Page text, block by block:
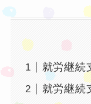
就労継続
就労継続